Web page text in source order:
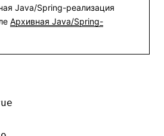
Java/Spring-реализация
Архивная Java/Spring-